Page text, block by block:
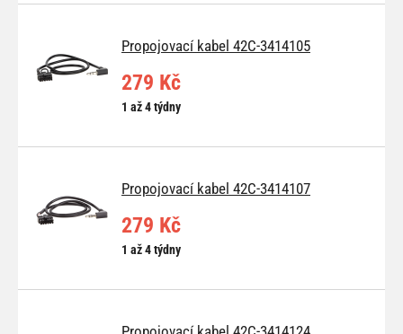
Propojovací kabel 42C-3414105
279 Kč
1 až 4 týdny
Propojovací kabel 42C-3414107
279 Kč
1 až 4 týdny